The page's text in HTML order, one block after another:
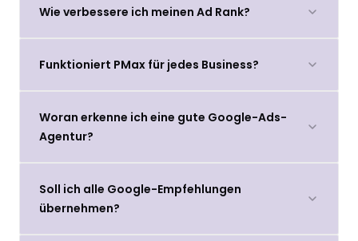
Wie verbessere ich meinen Ad Rank?
Funktioniert PMax für jedes Business?
Woran erkenne ich eine gute Google-Ads-
Agentur?
Soll ich alle Google-Empfehlungen
übernehmen?